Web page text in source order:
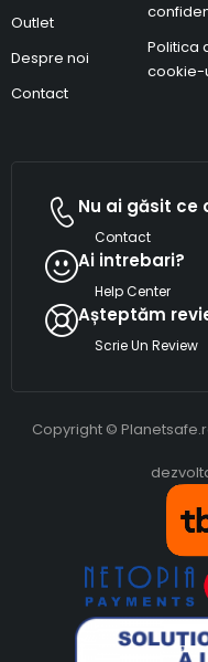
Outlet
Despre noi
Contact
Politica
cookie-
Nu ai găsit ce
Contact
Ai intrebari?
Help Center
Așteptăm
Scrie Un Review
Copyright ©